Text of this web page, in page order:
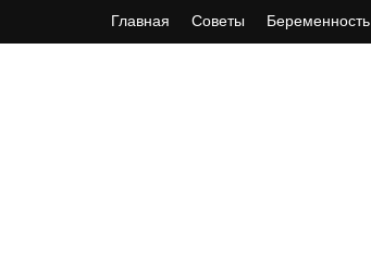
Главная Советы Беременность